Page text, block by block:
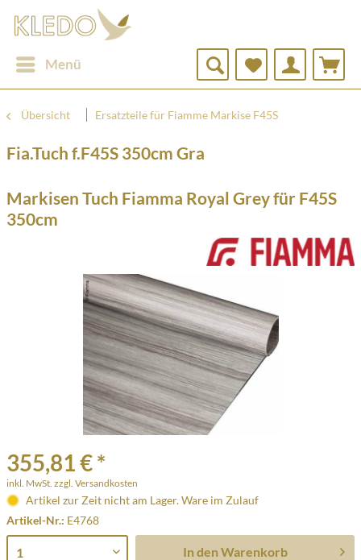
Menü
Übersicht Ersatzteile für Fiamme Markise F45S
Fia.Tuch f.F45S 350cm Gra
Markisen Tuch Fiamma Royal Grey für F45S
350cm
355,81 € *
inkl. MwSt. zzgl. Versandkosten
Artikel zur Zeit nicht am Lager. Ware im Zulauf
Artikel-Nr.: E4768
In den Warenkorb